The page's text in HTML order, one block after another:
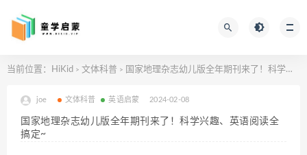
当前位置： HiKid > 文体科普 > 国家地理杂志幼儿版全年期刊来了！科学兴趣、英语阅读全搞定~
joe 文体科普 英语启蒙 2024-02-08
国家地理杂志幼儿版全年期刊来了！科学兴趣、英语阅读全
搞定~